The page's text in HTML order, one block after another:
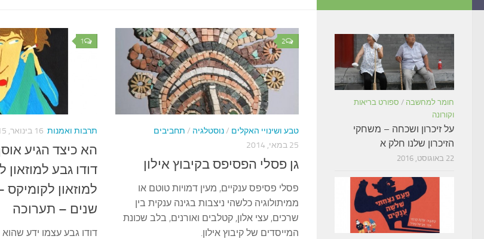
1
תרבות ואמנות 16 בינואר, 2015
הא כיצד הגיע
דודו גבע למוזאון
למוזאון
שנים – תערוכה
דודו גבע עצמו ידע שהוא
2
טבע ושינויי האקלים /נוסטלגיה / תחביבים
25 במאי, 2014
גן פסלי הפסיפס בקיבוץ אילון
פסלי פסיפס ענקיים, מעין דמויות טוטם או
ממיתולוגיה כלשהי ניצבות בגינה ענקית בין
שרכים, עצי אלון, קטלבים ואורנים, בלב שכונת
המייסדים של קיבוץ אילון.
חומר למחשבה / ספורט בריאות
וקורונה
על זיכרון ושכחה – משחקי
הזיכרון שלנו חלק א
22 באוגוסט, 2016